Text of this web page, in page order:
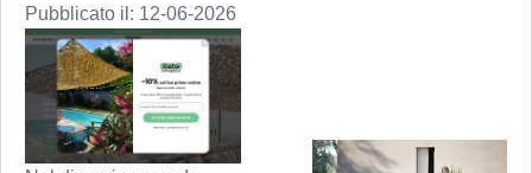
Pubblicato il: 12-06-2026